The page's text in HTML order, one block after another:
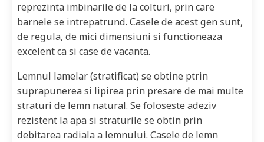
reprezinta imbinarile de la colturi, prin care
barnele se intrepatrund. Casele de acest gen sunt,
de regula, de mici dimensiuni si functioneaza
excelent ca si case de vacanta.
Lemnul lamelar (stratificat) se obtine ptrin
suprapunerea si lipirea prin presare de mai multe
straturi de lemn natural. Se foloseste adeziv
rezistent la apa si straturile se obtin prin
debitarea radiala a lemnului. Casele de lemn